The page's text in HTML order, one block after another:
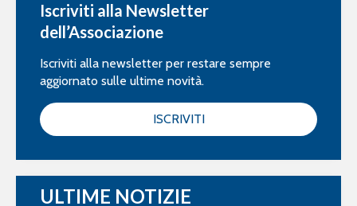
Iscriviti alla Newsletter
dell’Associazione
Iscriviti alla newsletter per restare sempre
aggiornato sulle ultime novità.
ISCRIVITI
ULTIME NOTIZIE